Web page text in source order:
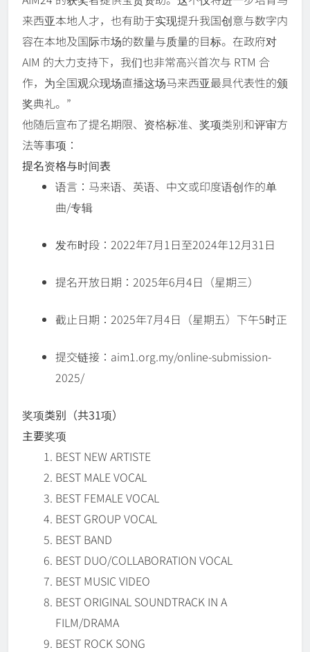
来西亚本地人才，也有助于实现提升我国创意与数字内
容在本地及国际市场的数量与质量的目标。在政府对
AIM 的大力支持下，我们也非常高兴首次与 RTM 合
作，为全国观众现场直播这场马来西亚最具代表性的颁
奖典礼。”
他随后宣布了提名期限、资格标准、奖项类别和评审方
法等事项：
提名资格与时间表
语言：马来语、英语、中文或印度语创作的单
曲/专辑
发布时段：2022年7月1日至2024年12月31日
提名开放日期：2025年6月4日（星期三）
截止日期：2025年7月4日（星期五）下午5时正
提交链接：aim1.org.my/online-submission-
2025/
奖项类别（共31项）
主要奖项
BEST NEW ARTISTE
BEST MALE VOCAL
BEST FEMALE VOCAL
BEST GROUP VOCAL
BEST BAND
BEST DUO/COLLABORATION VOCAL
BEST MUSIC VIDEO
BEST ORIGINAL SOUNDTRACK IN A
FILM/DRAMA
BEST ROCK SONG